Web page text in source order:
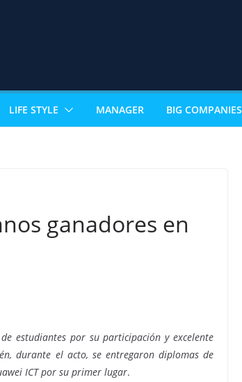
LIFE STYLE MANAGER BIG COMPANIES
ganadores en
estudiantes por su participación y excelente
durante el acto, se entregaron diplomas de
ICT por su primer lugar.